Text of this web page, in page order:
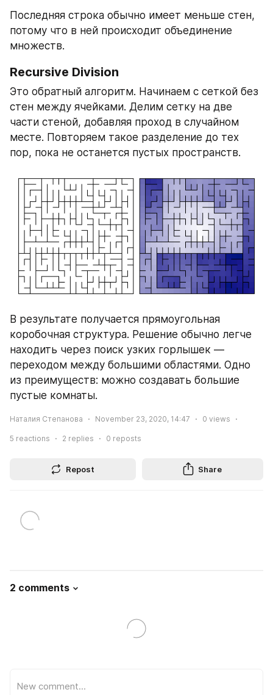
Последняя строка обычно имеет меньше стен,
потому что в ней происходит объединение
множеств.
Recursive Division
Это обратный алгоритм. Начинаем с сеткой без
стен между ячейками. Делим сетку на две
части стеной, добавляя проход в случайном
месте. Повторяем такое разделение до тех
пор, пока не останется пустых пространств.
В результате получается прямоугольная
коробочная структура. Решение обычно легче
находить через поиск узких горлышек —
переходом между большими областями. Одно
из преимуществ: можно создавать большие
пустые комнаты.
Наталия Степанова November 23, 2020, 14:47 0 views
5 reactions 2 replies 0 reposts
Repost Share
2 comments